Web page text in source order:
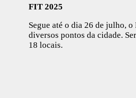
FIT 2025
Segue até o dia 26 de julho,
diversos pontos da cidade.
18 locais.